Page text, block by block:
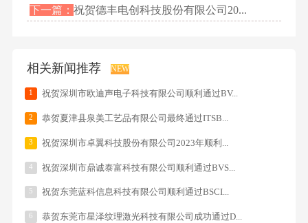
下一篇：祝贺德丰电创科技股份有限公司20...
相关新闻推荐 NEW
1 祝贺深圳市欧迪声电子科技有限公司顺利通过BV...
2 恭贺夏津县泉美工艺品有限公司最终通过ITSB...
3 祝贺深圳市卓翼科技股份有限公司2023年顺利...
4 祝贺深圳市鼎诚泰富科技有限公司顺利通过BVS...
5 祝贺东莞蓝科信息科技有限公司顺利通过BSCI...
6 恭贺东莞市星泽纹理激光科技有限公司成功通过D...